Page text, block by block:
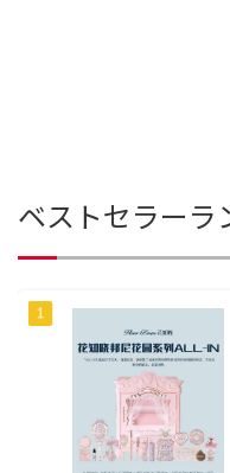
ベストセラーラ